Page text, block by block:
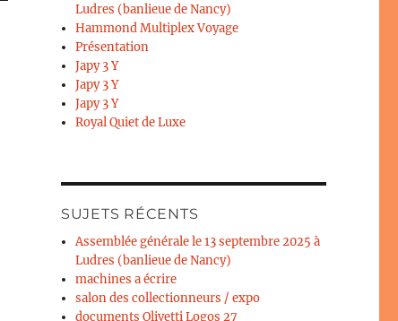
Ludres (banlieue de Nancy)
Hammond Multiplex Voyage
Présentation
Japy 3 Y
Japy 3 Y
Japy 3 Y
Royal Quiet de Luxe
SUJETS RÉCENTS
Assemblée générale le 13 septembre 2025 à
Ludres (banlieue de Nancy)
machines a écrire
salon des collectionneurs / expo
documents Olivetti Logos 27